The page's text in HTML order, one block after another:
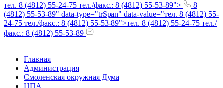
тел. 8 (4812) 55-24-75 тел./факс.: 8 (4812) 55-53-89">
8
(4812) 55-53-89" data-type="trSpan" data-value="тел. 8 (4812) 55-
24-75 тел./факс.: 8 (4812) 55-53-89">тел. 8 (4812) 55-24-75 тел./
факс.: 8 (4812) 55-53-89
Главная
Администрация
Смоленская окружная Дума
НПА